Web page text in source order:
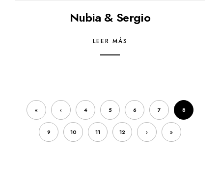
Nubia & Sergio
LEER MÁS
« ‹ 4 5 6 7 8
9 10 11 12 › »